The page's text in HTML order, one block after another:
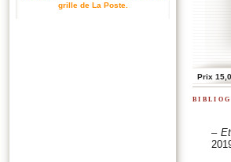
grille de La Poste.
Prix
–